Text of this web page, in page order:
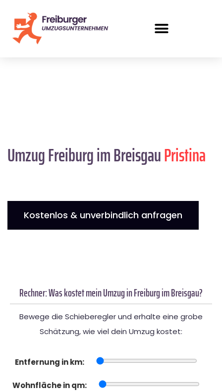
Umzug Freiburg im BreisgauPristina
Kostenlos & unverbindlich anfragen
Rechner: Was kostet mein Umzug in Freiburg im Breisgau?
Bewege die Schieberegler und erhalte eine grobe
Schätzung, wie viel dein Umzug kostet:
Entfernung in km:
Wohnfläche in qm: